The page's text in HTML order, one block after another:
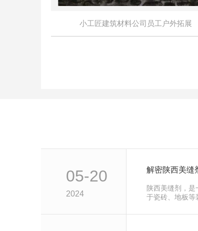
小工匠建筑材料公司员工户外拓展
05-20
2024
解密陕西美缝
陕西美缝剂，
于瓷砖、地板等